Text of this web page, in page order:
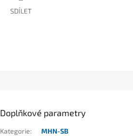
SDÍLET
Doplňkové parametry
Kategorie:
MHN-SB